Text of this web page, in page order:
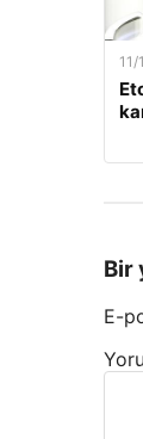
Bir
E-